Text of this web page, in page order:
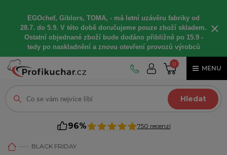
EGOchef, Giblors, TOMA, - má letní uzávěru fabriky od
28.7. do 5.9. V této době doručujeme pouze zboží skladem.
Ostatní objednané zboží bude dodáno přibližně po 15.9 -
tedy po naskladnění a znovu otevření provozů výrobců
×
0
MENU
Hledat
96% 750 recenzí
BLACK FRIDAY